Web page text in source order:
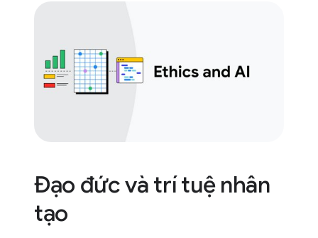
Đạo đức và trí tuệ nhân
tạo